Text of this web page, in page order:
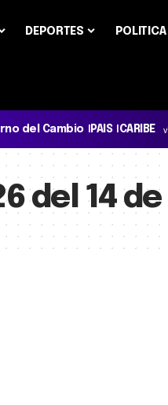
DEPORTES POLITICA
del Cambio PAIS CARIBE
del 14